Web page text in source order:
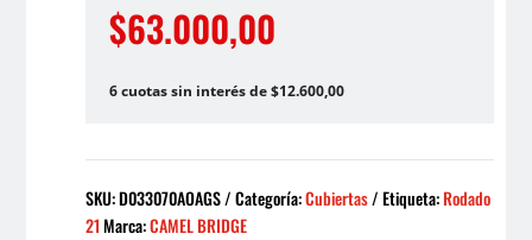
$63.000,00
6 cuotas sin interés de $12.600,00
SKU:D033070AOAGS Categoría:Cubiertas Etiqueta:Rodado
21 Marca:CAMEL BRIDGE